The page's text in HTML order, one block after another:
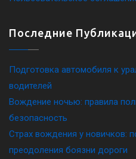
Последние
Подготовка автомобиля к
водителей
Вождение ночью: правила
безопасность
Страх вождения у новичков:
преодоления боязни дороги